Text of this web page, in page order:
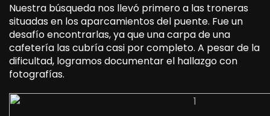
Nuestra búsqueda nos llevó primero a las troneras
situadas en los aparcamientos del puente. Fue un
desafío encontrarlas, ya que una carpa de una
cafetería las cubría casi por completo. A pesar de la
dificultad, logramos documentar el hallazgo con
fotografías.